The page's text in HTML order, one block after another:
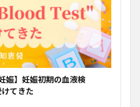
娠】妊娠初期の血液検
てきた